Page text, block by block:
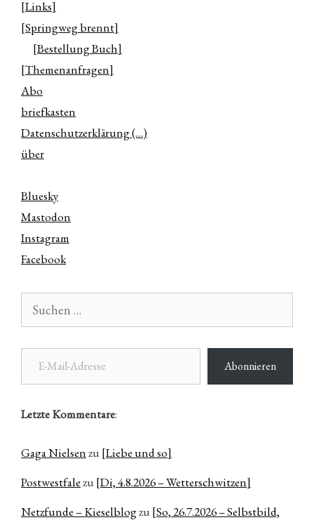
[Links]
[Springweg brennt]
[Bestellung Buch]
[Themenanfragen]
Abo
briefkasten
Datenschutzerklärung (…)
über
Bluesky
Mastodon
Instagram
Facebook
nach:
E-Mail-Adresse
Abonnieren
Letzte Kommentare:
Gaga Nielsenzu [Liebe und so]
Postwestfalezu [Di, 4.8.2026 – Wetterschwitzen]
Netzfunde – Kieselblogzu [So, 26.7.2026 – Selbstbild,